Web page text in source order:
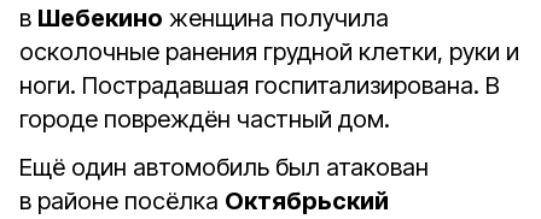
в Шебекино женщина получила
осколочные ранения грудной клетки, руки и
ноги. Пострадавшая госпитализирована. В
городе повреждён частный дом.
Ещё один автомобиль был атакован
в районе посёлка Октябрьский